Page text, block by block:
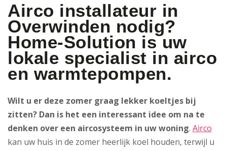
Airco installateur in
Overwinden nodig?
Home-Solution is uw
lokale specialist in airco
en warmtepompen.
Wilt u er deze zomer graag lekker koeltjes bij
zitten? Dan is het een interessant idee om na te
denken over een aircosysteem in uw woning. Airco
kan uw huis in de zomer heerlijk koel houden, terwijl u